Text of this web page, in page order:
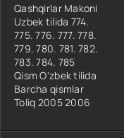
Qashqirlar Makoni
Uzbek tilida 774.
775. 776. 777. 778.
779. 780. 781. 782.
783. 784. 785
Qism O'zbek tilida
Barcha qismlar
Toliq 2005 2006